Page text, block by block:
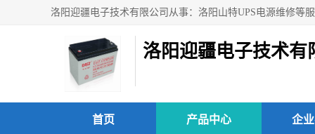
洛阳迎疆电子技术有
首页 产品中心 企